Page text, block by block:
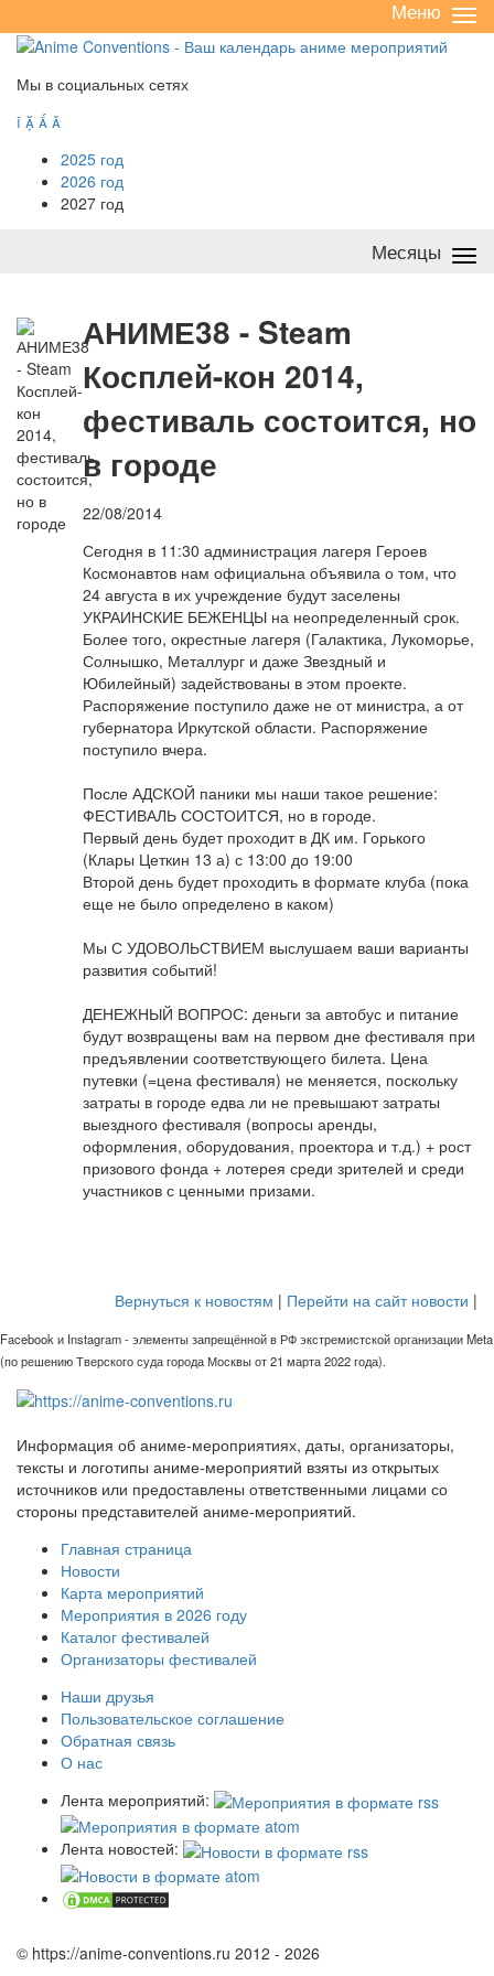
/
Меню
Мы в социальных сетях
   
2025 год
2026 год
2027 год
Месяцы
АНИМЕ38 - Steam
Косплей-кон 2014,
фестиваль состоится, но
в городе
22/08/2014
Сегодня в 11:30 администрация лагеря Героев
Космонавтов нам официальна объявила о том, что
24 августа в их учреждение будут заселены
УКРАИНСКИЕ БЕЖЕНЦЫ на неопределенный срок.
Более того, окрестные лагеря (Галактика, Лукоморье,
Солнышко, Металлург и даже Звездный и
Юбилейный) задействованы в этом проекте.
Распоряжение поступило даже не от министра, а от
губернатора Иркутской области. Распоряжение
поступило вчера.
После АДСКОЙ паники мы наши такое решение:
ФЕСТИВАЛЬ СОСТОИТСЯ, но в городе.
Первый день будет проходит в ДК им. Горького
(Клары Цеткин 13 а) с 13:00 до 19:00
Второй день будет проходить в формате клуба (пока
еще не было определено в каком)
Мы С УДОВОЛЬСТВИЕМ выслушаем ваши варианты
развития событий!
ДЕНЕЖНЫЙ ВОПРОС: деньги за автобус и питание
будут возвращены вам на первом дне фестиваля при
предъявлении соответствующего билета. Цена
путевки (=цена фестиваля) не меняется, поскольку
затраты в городе едва ли не превышают затраты
выездного фестиваля (вопросы аренды,
оформления, оборудования, проектора и т.д.) + рост
призового фонда + лотерея среди зрителей и среди
участников с ценными призами.
Вернуться к новостям | Перейти на сайт новости |
Facebook и Instagram - элементы запрещённой в РФ экстремистской организации Meta
(по решению Тверского суда города Москвы от 21 марта 2022 года).
Информация об аниме-мероприятиях, даты, организаторы,
тексты и логотипы аниме-мероприятий взяты из открытых
источников или предоставлены ответственными лицами со
стороны представителей аниме-мероприятий.
Главная страница
Новости
Карта мероприятий
Мероприятия в 2026 году
Каталог фестивалей
Организаторы фестивалей
Наши друзья
Пользовательское соглашение
Обратная связь
О нас
Лента мероприятий:
Лента новостей:
© https://anime-conventions.ru 2012 - 2026